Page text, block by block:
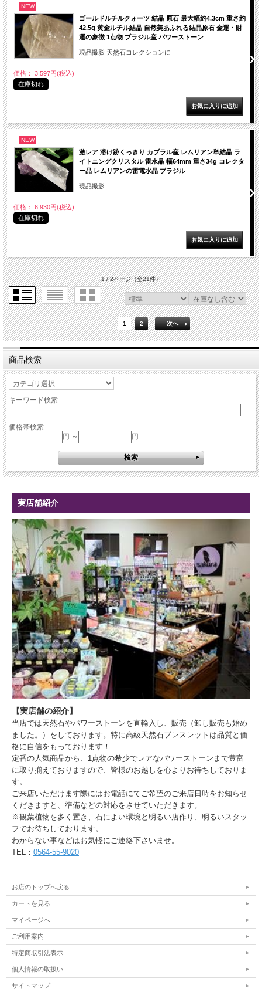
NEW
ゴールドルチルクォーツ 結晶 原石 最大幅約4.3cm 重さ約
42.5g 黄金ルチル結晶 自然美あふれる結晶原石 金運・財
運の象徴 1点物 ブラジル産 パワーストーン
現品撮影 天然石コレクションに
価格： 3,597円(税込)
在庫切れ
NEW
激レア 溶け跡くっきり カブラル産 レムリアン単結晶 ラ
イトニングクリスタル 雷水晶 幅64mm 重さ34g コレクタ
ー品 レムリアンの雷電水晶 ブラジル
現品撮影
価格： 6,930円(税込)
在庫切れ
1 / 2ページ（全21件）
1 2 次へ
商品検索
キーワード検索
価格帯検索
円 ～
円
実店舗紹介
【実店舗の紹介】
当店では天然石やパワーストーンを直輸入し、販売（卸し販売も始め
ました。）をしております。特に高級天然石ブレスレットは品質と価
格に自信をもっております！
定番の人気商品から、1点物の希少でレアなパワーストーンまで豊富
に取り揃えておりますので、皆様のお越しを心よりお待ちしておりま
す。
ご来店いただけます際にはお電話にてご希望のご来店日時をお知らせ
くだきますと、準備などの対応をさせていただきます。
※観葉植物を多く置き、石によい環境と明るい店作り、明るいスタッ
フでお待ちしております。
わからない事などはお気軽にご連絡下さいませ。
TEL： 0564-55-9020
お店のトップへ戻る
カートを見る
マイページへ
ご利用案内
特定商取引法表示
個人情報の取扱い
サイトマップ